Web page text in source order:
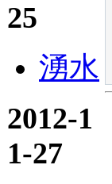
25
湧水
2012-1
1-27